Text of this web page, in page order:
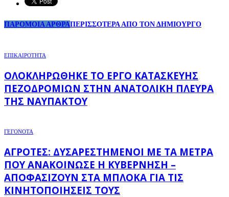
ΠΑΡΟΜΟΙΑ ΑΡΘΡΑΠΕΡΙΣΣΟΤΕΡΑ ΑΠΟ ΤΟΝ ΔΗΜΙΟΥΡΓΟ
ΕΠΙΚΑΙΡΟΤΗΤΑ
ΟΛΟΚΛΗΡΏΘΗΚΕ ΤΟ ΈΡΓΟ ΚΑΤΑΣΚΕΥΉΣ
ΠΕΖΟΔΡΟΜΊΩΝ ΣΤΗΝ ΑΝΑΤΟΛΙΚΉ ΠΛΕΥΡΆ
ΤΗΣ ΝΑΥΠΆΚΤΟΥ
ΓΕΓΟΝΟΤΑ
ΑΓΡΌΤΕΣ: ΔΥΣΑΡΕΣΤΗΜΈΝΟΙ ΜΕ ΤΑ ΜΈΤΡΑ
ΠΟΥ ΑΝΑΚΟΊΝΩΣΕ Η ΚΥΒΈΡΝΗΣΗ –
ΑΠΟΦΑΣΊΖΟΥΝ ΣΤΑ ΜΠΛΌΚΑ ΓΙΑ ΤΙΣ
ΚΙΝΗΤΟΠΟΙΉΣΕΙΣ ΤΟΥΣ